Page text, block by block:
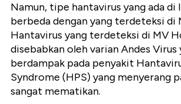
Namun, tipe hantavirus yang ada di
berbeda dengan yang terdeteksi di
Hantavirus yang terdeteksi di MV
disebabkan oleh varian Andes Virus
berdampak pada penyakit
Syndrome (HPS) yang menyerang
sangat mematikan.